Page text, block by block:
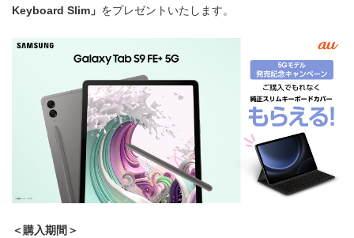
Keyboard Slim 」 をプレゼントいたします。
＜購入期間＞